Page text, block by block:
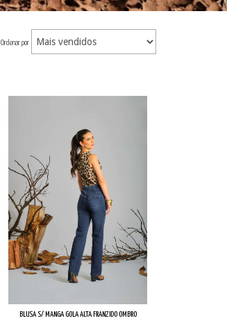
Ordenar por
BLUSA S/ MANGA GOLA ALTA FRANZIDO OMBRO